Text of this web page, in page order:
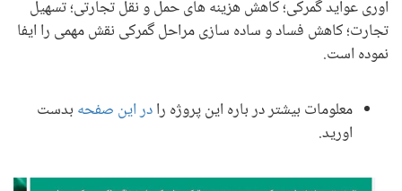
آوری عواید گمرکی؛ کاهش هزینه های حمل و نقل تجارتی؛ تسهیل
تجارت؛ کاهش فساد و ساده سازی مراحل گمرکی نقش مهمی را ایفا
نموده است.
معلومات بیشتر در باره این پروژه رادر این صفحه بدست
اورید.